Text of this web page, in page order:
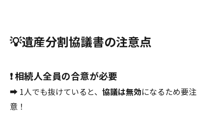
💡遺産分割協議書の注意点
❗ 相続人全員の合意が必要
➡ 1人でも抜けていると、 協議は無効になるため要注
意！